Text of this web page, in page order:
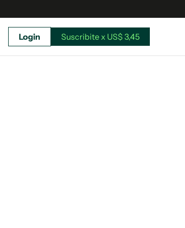
Login Suscribite x US$ 3,45